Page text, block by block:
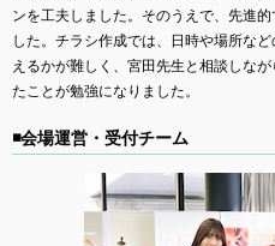
ンを工夫しました。そのうえで、先進
した。チラシ作成では、日時や場所な
えるかが難しく、宮田先生と相談しな
たことが勉強になりました。
◾️会場運営・受付チーム